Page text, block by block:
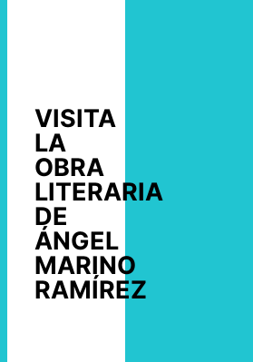
VISITA
LA
OBRA
LITERARIA
DE
ÁNGEL
MARINO
RAMÍREZ